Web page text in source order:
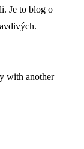
Je to blog o
with another